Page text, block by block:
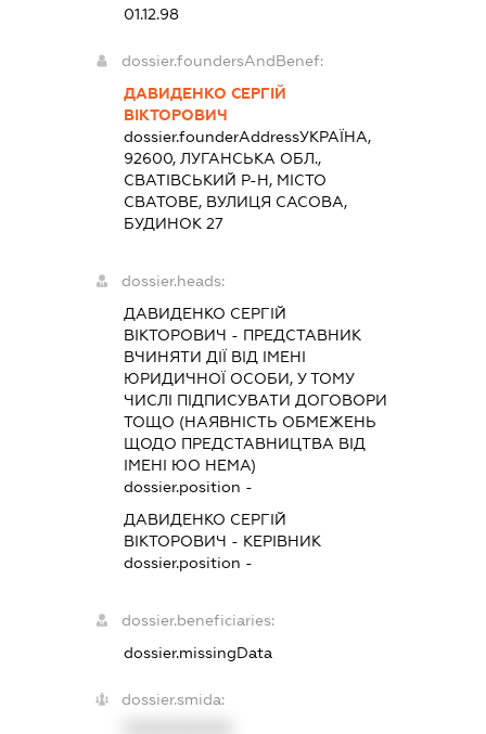
01.12.98
dossier.foundersAndBenef:
ДАВИДЕНКО СЕРГІЙ
ВІКТОРОВИЧ
dossier.founderAddressУКРАЇНА,
92600, ЛУГАНСЬКА ОБЛ.,
СВАТІВСЬКИЙ Р-Н, МІСТО
СВАТОВЕ, ВУЛИЦЯ САСОВА,
БУДИНОК 27
dossier.heads:
ДАВИДЕНКО СЕРГІЙ
ВІКТОРОВИЧ - ПРЕДСТАВНИК
ВЧИНЯТИ ДІЇ ВІД ІМЕНІ
ЮРИДИЧНОЇ ОСОБИ, У ТОМУ
ЧИСЛІ ПІДПИСУВАТИ ДОГОВОРИ
ТОЩО (НАЯВНІСТЬ ОБМЕЖЕНЬ
ЩОДО ПРЕДСТАВНИЦТВА ВІД
ІМЕНІ ЮО НЕМА)
dossier.position -
ДАВИДЕНКО СЕРГІЙ
ВІКТОРОВИЧ - КЕРІВНИК
dossier.position -
dossier.beneficiaries:
dossier.missingData
dossier.smida: